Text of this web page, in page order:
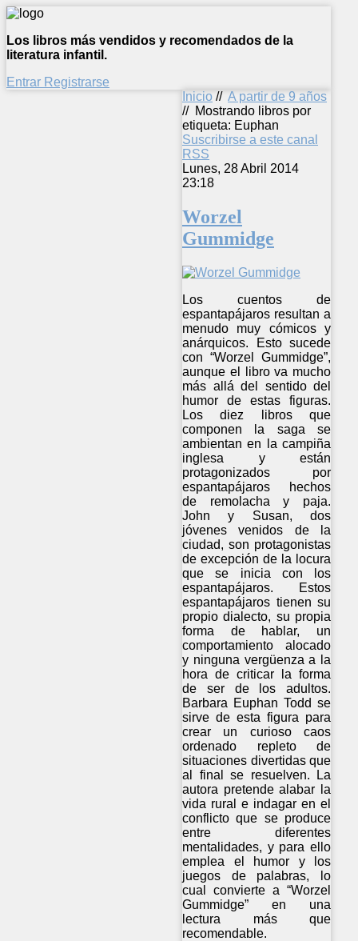
Los libros más vendidos y recomendados de la
literatura infantil.
Entrar Registrarse
Inicio // A partir de 9 años
// Mostrando libros por
etiqueta: Euphan
Suscribirse a este canal
RSS
Lunes, 28 Abril 2014
23:18
Worzel
Gummidge
Los cuentos de
espantapájaros resultan a
menudo muy cómicos y
anárquicos. Esto sucede
con “Worzel Gummidge”,
aunque el libro va mucho
más allá del sentido del
humor de estas figuras.
Los diez libros que
componen la saga se
ambientan en la campiña
inglesa y están
protagonizados por
espantapájaros hechos
de remolacha y paja.
John y Susan, dos
jóvenes venidos de la
ciudad, son protagonistas
de excepción de la locura
que se inicia con los
espantapájaros. Estos
espantapájaros tienen su
propio dialecto, su propia
forma de hablar, un
comportamiento alocado
y ninguna vergüenza a la
hora de criticar la forma
de ser de los adultos.
Barbara Euphan Todd se
sirve de esta figura para
crear un curioso caos
ordenado repleto de
situaciones divertidas que
al final se resuelven. La
autora pretende alabar la
vida rural e indagar en el
conflicto que se produce
entre diferentes
mentalidades, y para ello
emplea el humor y los
juegos de palabras, lo
cual convierte a “Worzel
Gummidge” en una
lectura más que
recomendable.